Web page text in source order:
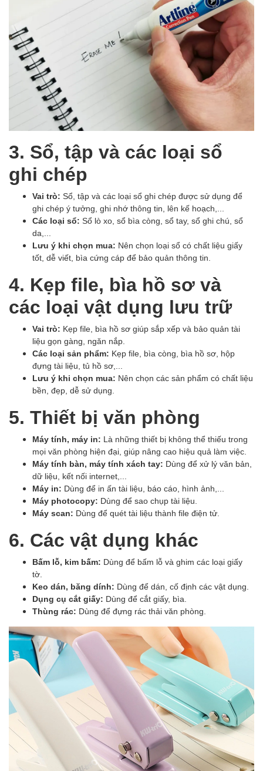
3. Sổ, tập và các loại sổ
ghi chép
Vai trò: Sổ, tập và các loại sổ ghi chép được sử dụng để
ghi chép ý tưởng, ghi nhớ thông tin, lên kế hoạch,...
Các loại sổ: Sổ lò xo, sổ bìa còng, sổ tay, sổ ghi chú, sổ
da,...
Lưu ý khi chọn mua: Nên chọn loại sổ có chất liệu giấy
tốt, dễ viết, bìa cứng cáp để bảo quản thông tin.
4. Kẹp file, bìa hồ sơ và
các loại vật dụng lưu trữ
Vai trò: Kẹp file, bìa hồ sơ giúp sắp xếp và bảo quản tài
liệu gọn gàng, ngăn nắp.
Các loại sản phẩm: Kẹp file, bìa còng, bìa hồ sơ, hộp
đựng tài liệu, tủ hồ sơ,...
Lưu ý khi chọn mua: Nên chọn các sản phẩm có chất liệu
bền, đẹp, dễ sử dụng.
5. Thiết bị văn phòng
Máy tính, máy in: Là những thiết bị không thể thiếu trong
mọi văn phòng hiện đại, giúp nâng cao hiệu quả làm việc.
Máy tính bàn, máy tính xách tay: Dùng để xử lý văn bản,
dữ liệu, kết nối internet,...
Máy in: Dùng để in ấn tài liệu, báo cáo, hình ảnh,...
Máy photocopy: Dùng để sao chụp tài liệu.
Máy scan: Dùng để quét tài liệu thành file điện tử.
6. Các vật dụng khác
Bấm lỗ, kim bấm: Dùng để bấm lỗ và ghim các loại giấy
tờ.
Keo dán, băng dính: Dùng để dán, cố định các vật dụng.
Dụng cụ cắt giấy: Dùng để cắt giấy, bìa.
Thùng rác: Dùng để đựng rác thải văn phòng.